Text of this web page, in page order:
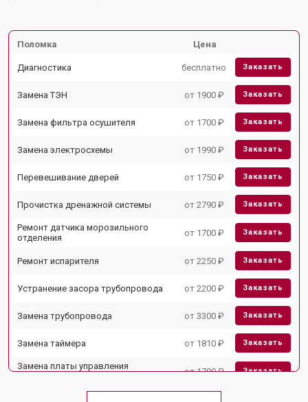
Поломка Цена
Диагностика бесплатно Заказать
Замена ТЭН от 1900 ₽ Заказать
Замена фильтра осушителя от 1700 ₽ Заказать
Замена электросхемы от 1990 ₽ Заказать
Перевешивание дверей от 1750 ₽ Заказать
Прочистка дренажной системы от 2790 ₽ Заказать
Ремонт датчика морозильного
отделения
от 1700 ₽ Заказать
Ремонт испарителя от 2250 ₽ Заказать
Устранение засора трубопровода от 2200 ₽ Заказать
Замена трубопровода от 3300 ₽ Заказать
Замена таймера от 1810 ₽ Заказать
Замена платы управления
от 1700 ₽ Заказать
Ремонт/замена датчика